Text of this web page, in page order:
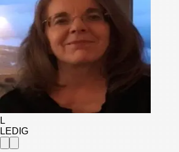
L
LEDIG